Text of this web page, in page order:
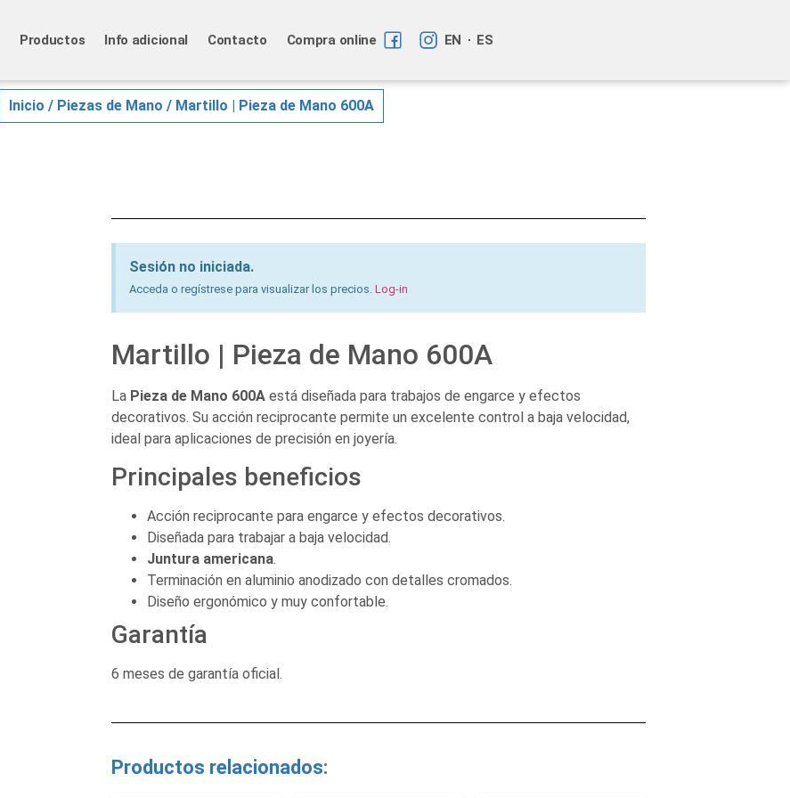
Productos Info adicional Contacto Compra online EN ES
Inicio / Piezas de Mano / Martillo | Pieza de Mano 600A
Sesión no iniciada.
Acceda o regístrese para visualizar los precios. Log-in
Martillo | Pieza de Mano 600A
La Pieza de Mano 600A está diseñada para trabajos de engarce y efectos
decorativos. Su acción reciprocante permite un excelente control a baja velocidad,
ideal para aplicaciones de precisión en joyería.
Principales beneficios
Acción reciprocante para engarce y efectos decorativos.
Diseñada para trabajar a baja velocidad.
Juntura americana.
Terminación en aluminio anodizado con detalles cromados.
Diseño ergonómico y muy confortable.
Garantía
6 meses de garantía oficial.
Productos relacionados: